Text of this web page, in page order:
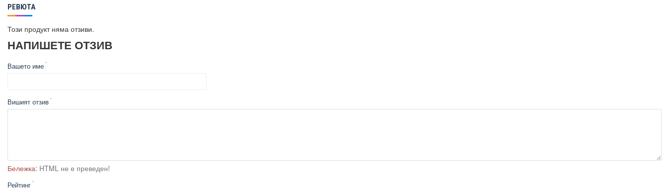
РЕВЮТА
Този продукт няма отзиви.
НАПИШЕТЕ ОТЗИВ
Вашето име
Вишият отзив
Бележка: HTML не е преведен!
Рейтинг